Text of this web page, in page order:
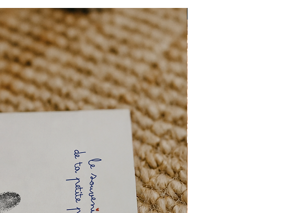
accord sur la maquette c'est pourquoi il est primordiale
de bien relire toutes les informations avant sa validation.